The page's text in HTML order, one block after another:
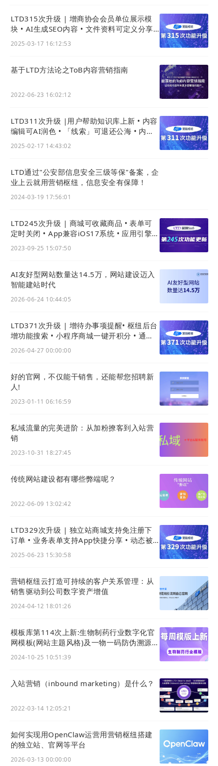
LTD315次升级 | 增商协会会员单位展示模
块 • AI生成SEO内容 • 文件资料可定义分享
2025-03-17 16:12:53
基于LTD方法论之ToB内容营销指南
2022-06-23 16:02:12
LTD311次升级 |用户帮助知识库上新 • 内容
编辑可AI润色 • 「线索」可退还公海 • 内容
2025-02-17 14:43:02
LTD通过"公安部信息安全三级等保"备案，企
业上云就用营销枢纽，信息安全有保障！
2024-03-19 17:56:01
LTD245次升级 | 商城可收藏商品 • 表单可
定时关闭 • App兼容iOS17系统 • 应用引擎可
2023-09-25 15:07:50
AI友好型网站数量达14.5万，网站建设迈入
智能建站时代
2026-06-24 10:44:05
LTD371次升级 | 增待办事项提醒• 枢纽后台
增功能搜索 • 小程序商城一键开积分 • 通用
2026-04-27 00:00:00
好的官网，不仅能干销售，还能帮您招聘新
人!
2023-01-11 06:16:59
私域流量的完美进阶：从加粉撩客到入站营
销
2023-10-31 18:27:45
传统网站建设都有哪些弊端呢？
2022-06-09 13:02:42
LTD329次升级 | 独立站商城支持免注册下
订单 • 业务表单支持App快捷分享 • 动态被
2025-06-23 15:30:58
营销枢纽云打造可持续的客户关系管理：从
销售驱动到公司数字资产增值
2024-04-12 18:01:26
模板库第114次上新:生物制药行业数字化官
网模板(网站主题风格)及一物一码防伪溯源系
2024-10-25 10:51:39
入站营销（inbound marketing）是什么？
2022-03-14 12:05:21
如何实现用OpenClaw运营用营销枢纽搭建
的独立站、官网等平台
2026-03-13 00:00:00